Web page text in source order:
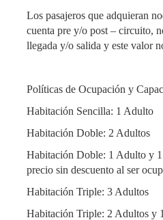
Los pasajeros que adquieran
cuenta pre y/o post – circuito,
llegada y/o salida y este valor
Políticas de Ocupación y
Habitación Sencilla: 1 Adulto
Habitación Doble: 2 Adultos
Habitación Doble: 1 Adulto y
precio sin descuento al ser
Habitación Triple: 3 Adultos
Habitación Triple: 2 Adultos y